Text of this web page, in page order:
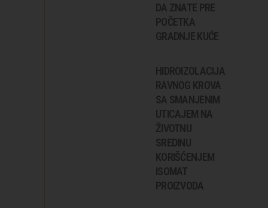
DA ZNATE PRE
POČETKA
GRADNJE KUĆE
HIDROIZOLACIJA
RAVNOG KROVA
SA SMANJENIM
UTICAJEM NA
ŽIVOTNU
SREDINU
KORIŠĆENJEM
ISOMAT
PROIZVODA